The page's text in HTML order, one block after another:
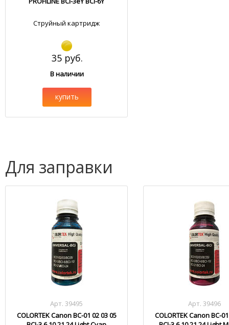
Струйный картридж
35 руб.
В наличии
купить
Для заправки
Арт. 39495
COLORTEK Canon BC-01 02 03 05
Арт. 39496
COLORTEK Canon BC-